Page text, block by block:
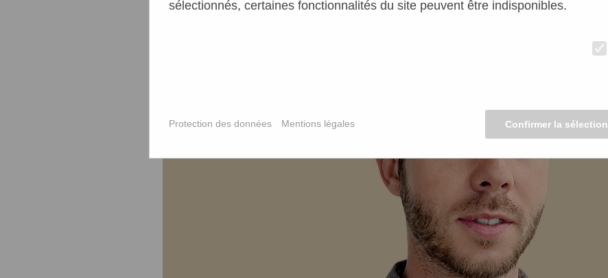
sélectionnés, certaines fonctionnalités du site peuvent être indisponibles.
Confirmer la sélection
Protection des données Mentions légales